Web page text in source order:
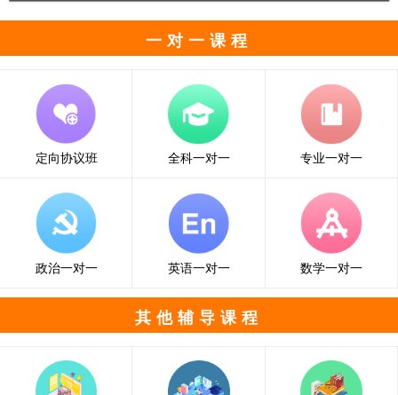
一对一课程
定向协议班 全科一对一 专业一对一
政治一对一 英语一对一 数学一对一
其他辅导课程